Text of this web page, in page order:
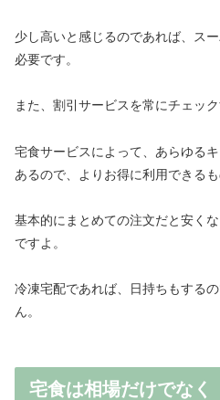
少し高いと感じるのであれば、ス
必要です。
また、割引サービスを常にチェッ
宅食サービスによって、あらゆる
あるので、よりお得に利用できるも
基本的にまとめての注文だと安く
ですよ。
冷凍宅配であれば、日持ちもする
ん。
宅食は相場だけでなく